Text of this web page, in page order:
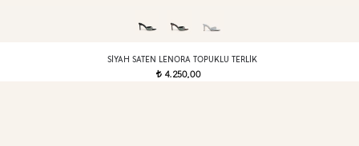
SIYAH SATEN LENORA TOPUKLU TERLIK
t 4.250,00